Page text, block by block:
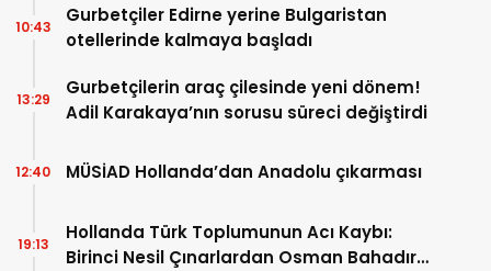
Gurbetçiler Edirne yerine Bulgaristan
otellerinde kalmaya başladı
10:43
Gurbetçilerin araç çilesinde yeni dönem!
Adil Karakaya’nın sorusu süreci değiştirdi
13:29
MÜSİAD Hollanda’dan Anadolu çıkarması
12:40
Hollanda Türk Toplumunun Acı Kaybı:
Birinci Nesil Çınarlardan Osman Bahadır
19:13